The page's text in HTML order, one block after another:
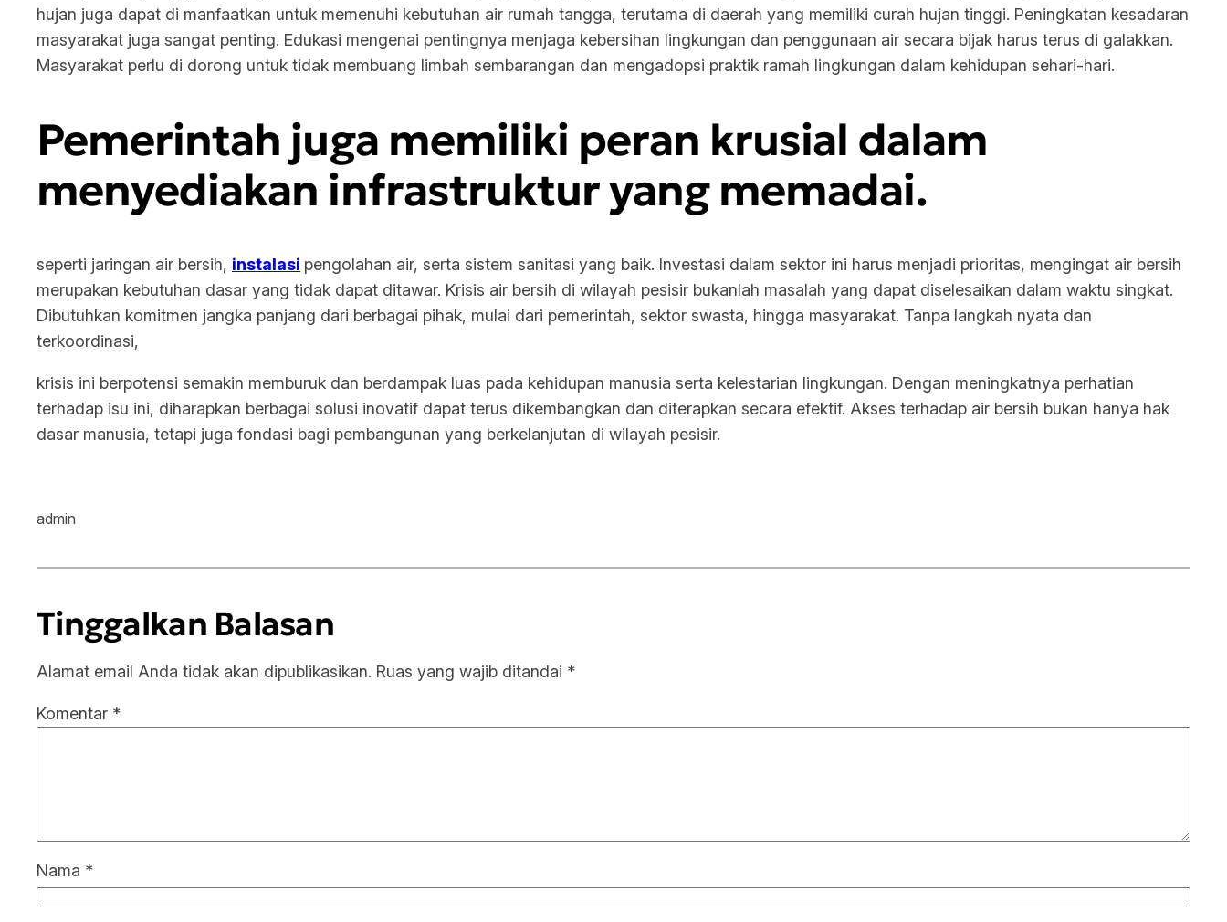
hujan juga dapat di manfaatkan untuk memenuhi kebutuhan air rumah tangga, terutama di daerah yang memiliki curah hujan tinggi. Peningkatan kesadaran
masyarakat juga sangat penting. Edukasi mengenai pentingnya menjaga kebersihan lingkungan dan penggunaan air secara bijak harus terus di galakkan.
Masyarakat perlu di dorong untuk tidak membuang limbah sembarangan dan mengadopsi praktik ramah lingkungan dalam kehidupan sehari-hari.
Pemerintah juga memiliki peran krusial dalam
menyediakan infrastruktur yang memadai.
seperti jaringan air bersih, instalasi pengolahan air, serta sistem sanitasi yang baik. Investasi dalam sektor ini harus menjadi prioritas, mengingat air bersih
merupakan kebutuhan dasar yang tidak dapat ditawar. Krisis air bersih di wilayah pesisir bukanlah masalah yang dapat diselesaikan dalam waktu singkat.
Dibutuhkan komitmen jangka panjang dari berbagai pihak, mulai dari pemerintah, sektor swasta, hingga masyarakat. Tanpa langkah nyata dan
terkoordinasi,
krisis ini berpotensi semakin memburuk dan berdampak luas pada kehidupan manusia serta kelestarian lingkungan. Dengan meningkatnya perhatian
terhadap isu ini, diharapkan berbagai solusi inovatif dapat terus dikembangkan dan diterapkan secara efektif. Akses terhadap air bersih bukan hanya hak
dasar manusia, tetapi juga fondasi bagi pembangunan yang berkelanjutan di wilayah pesisir.
admin
Tinggalkan Balasan
Alamat email Anda tidak akan dipublikasikan. Ruas yang wajib ditandai *
Komentar *
Nama *